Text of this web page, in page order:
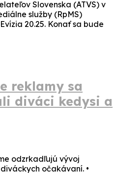
Slovenska (ATVS) v
služby (RpMS)
20.25. Konať sa bude
reklamy sa
diváci kedysi a
odzrkadľujú vývoj
očakávaní. •